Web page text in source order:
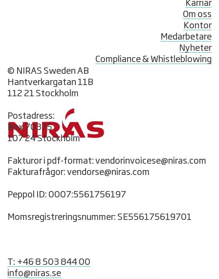
© NIRAS Sweden AB
Hantverkargatan 11B
112 21 Stockholm
Postadress:
Box 70375
107 24 Stockholm
Fakturor i pdf-format: vendorinvoicese@niras.com
Fakturafrågor: vendorse@niras.com
Peppol ID: 0007:5561756197
Momsregistreringsnummer: SE556175619701
T: +46 8 503 844 00
info@niras.se
Karriär
Om oss
Kontor
Medarbetare
Nyheter
Compliance & Whistleblowing